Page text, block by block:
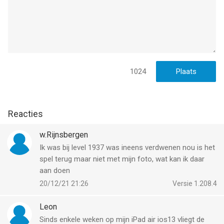
gespeeld ENORM BEDANKEN!
--
Candy Crush Soda Saga van King is een app voor iPhone, iPad
en iPod touch met iOS versie 15.0.0 of hoger, geschikt
bevonden voor gebruikers met leeftijden vanaf
12 jaar.
Informatie voor Candy Crush Soda Sagais het laatst
vergeleken op 8 Aug om 22:56.
1024
Reacties
w.Rijnsbergen
Ik was bij level 1937 was ineens verdwenen nou is het
spel terug maar niet met mijn foto, wat kan ik daar
aan doen
Versie 1.208.4
20/12/21 21:26
Leon
Sinds enkele weken op mijn iPad air ios13 vliegt de